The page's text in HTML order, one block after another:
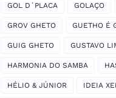
GOL D´PLACA GOLAÇO
GROV GHETO GUETHO É
GUIG GHETO GUSTAVO
HARMONIA DO SAMBA
HÉLIO & JÚNIOR IDEIA